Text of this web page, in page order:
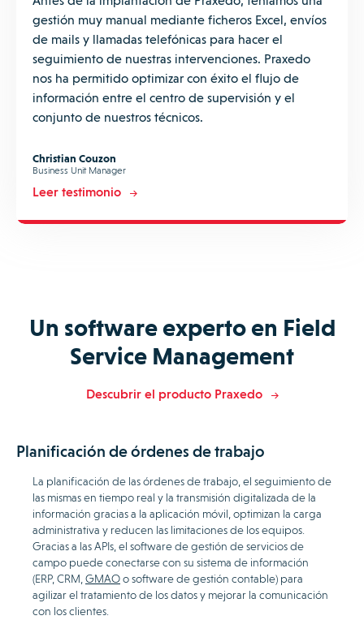
gestión muy manual mediante ficheros Excel, envíos
de mails y llamadas telefónicas para hacer el
seguimiento de nuestras intervenciones. Praxedo
nos ha permitido optimizar con éxito el flujo de
información entre el centro de supervisión y el
conjunto de nuestros técnicos.
Christian Couzon
Business Unit Manager
Leer testimonio
Un software experto en Field
Service Management
Descubrir el producto Praxedo
Planificación de órdenes de trabajo
La planificación de las órdenes de trabajo, el seguimiento de
las mismas en tiempo real y la transmisión digitalizada de la
información gracias a la aplicación móvil, optimizan la carga
administrativa y reducen las limitaciones de los equipos.
Gracias a las APIs, el software de gestión de servicios de
campo puede conectarse con su sistema de información
(ERP, CRM, GMAOo software de gestión contable) para
agilizar el tratamiento de los datos y mejorar la comunicación
con los clientes.